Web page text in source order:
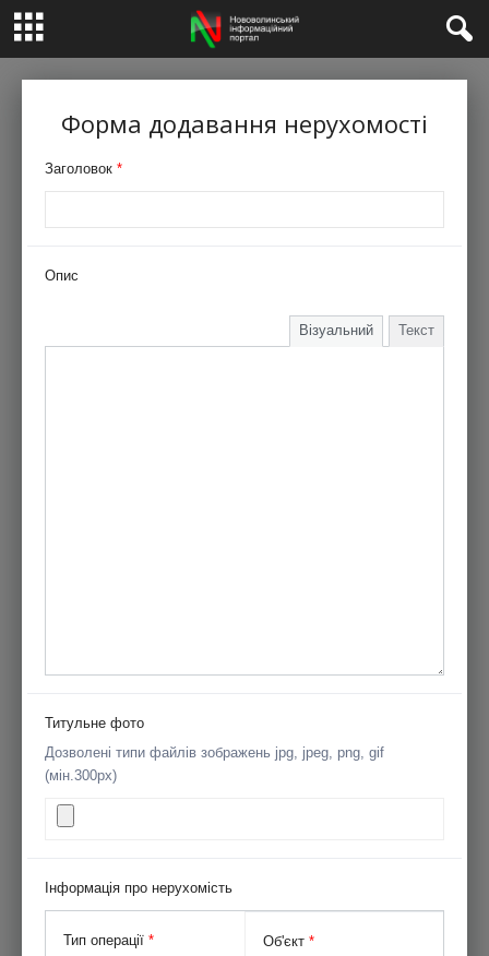
Форма додавання нерухомості
Заголовок *
Опис
Візуальний Текст
Титульне фото
Дозволені типи файлів зображень jpg, jpeg, png, gif
(мін.300px)
Інформація про нерухомість
Тип операції * Об'єкт *